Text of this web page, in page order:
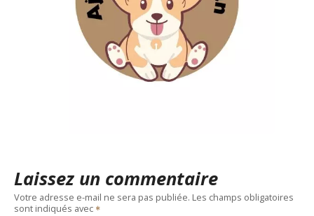
Laissez un commentaire
Votre adresse e-mail ne sera pas publiée. Les champs obligatoires
sont indiqués avec